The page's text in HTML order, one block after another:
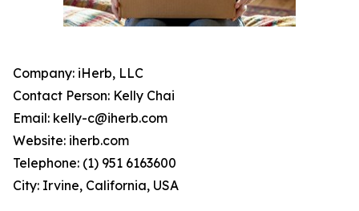
Company: iHerb, LLC
Contact Person: Kelly Chai
Email: kelly-c@iherb.com
Website: iherb.com
Telephone: (1) 951 6163600
City: Irvine, California, USA